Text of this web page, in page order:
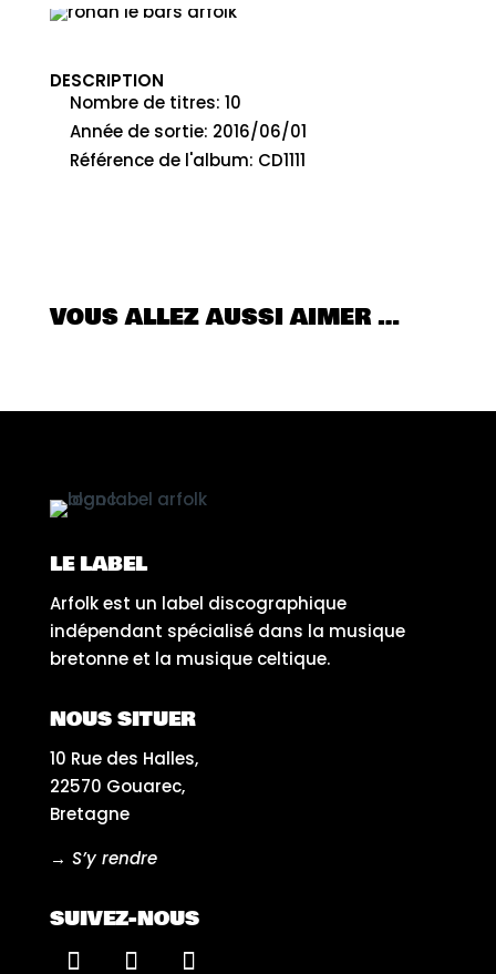
DESCRIPTION
Nombre de titres: 10
Année de sortie: 2016/06/01
Référence de l'album: CD1111
VOUS ALLEZ AUSSI AIMER …
LE LABEL
Arfolk est un label discographique
indépendant spécialisé dans la musique
bretonne et la musique celtique.
NOUS SITUER
10 Rue des Halles,
22570 Gouarec,
Bretagne
→ S’y rendre
SUIVEZ-NOUS